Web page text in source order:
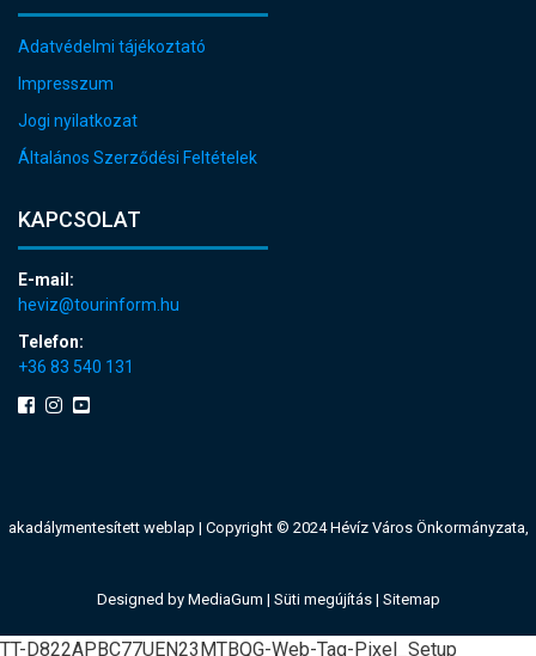
Adatvédelmi tájékoztató
Impresszum
Jogi nyilatkozat
Általános Szerződési Feltételek
KAPCSOLAT
E-mail:
heviz@tourinform.hu
Telefon:
+36 83 540 131
akadálymentesített weblap | Copyright © 2024 Hévíz Város Önkormányzata,
Designed by MediaGum | Süti megújítás | Sitemap
TT-D822APBC77UEN23MTBQG-Web-Tag-Pixel_Setup